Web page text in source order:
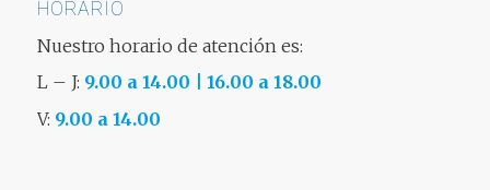
HORARIO
Nuestro horario de atención es:
L – J: 9.00 a 14.00 | 16.00 a 18.00
V: 9.00 a 14.00